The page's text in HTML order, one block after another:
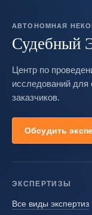
АВТОНОМНАЯ
Судебный
Центр по
исследований для
заказчиков.
Обсудить
ЭКСПЕРТИЗЫ
Все виды экспертиз